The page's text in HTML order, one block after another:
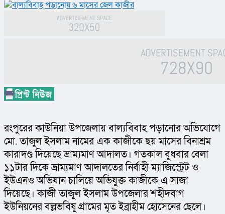
রংপুরের কাউনিয়া উপজেলায় বাল্যবিবাহ পড়ানোর অভিযোগে
মো. তাজুল ইসলাম নামের এক কাজীকে ছয় মাসের বিনাশ্রম
কারাদণ্ড দিয়েছে ভ্রাম্যমাণ আদালত। গতকাল বুধবার বেলা
১১টার দিকে ভ্রাম্যমাণ আদালতের নির্বাহী ম্যাজিস্ট্রেট ও
ইউএনও অভিযান চালিয়ে অভিযুক্ত কাজীকে এ সাজা
দিয়েছে। কাজী তাজুল ইসলাম উপজেলার শহীদবাগ
ইউনিয়নের বল্লভবিষু গ্রামের মৃত ইব্রাহীম হোসেনের ছেলে।